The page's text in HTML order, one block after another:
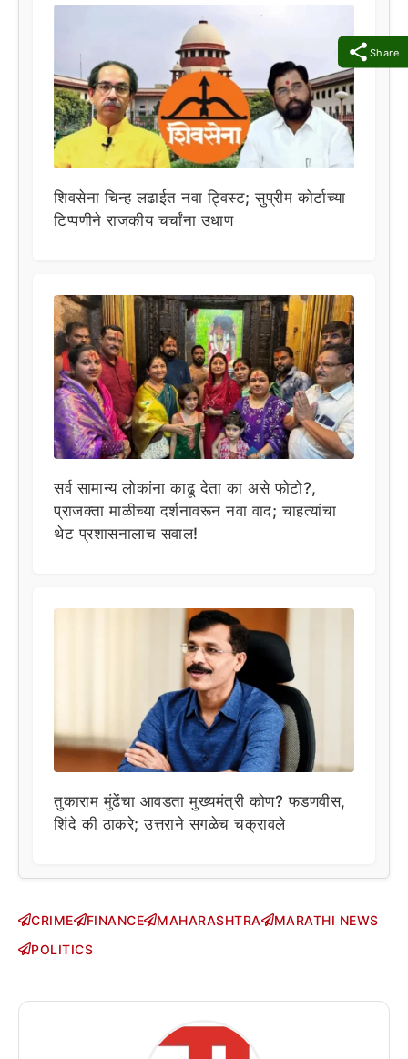
Share
शिवसेना चिन्ह लढाईत नवा ट्विस्ट; सुप्रीम कोर्टाच्या
टिप्पणीने राजकीय चर्चांना उधाण
सर्व सामान्य लोकांना काढू देता का असे फोटो?,
प्राजक्ता माळीच्या दर्शनावरून नवा वाद; चाहत्यांचा
थेट प्रशासनालाच सवाल!
तुकाराम मुंढेंचा आवडता मुख्यमंत्री कोण? फडणवीस,
शिंदे की ठाकरे; उत्तराने सगळेच चक्रावले
CRIME FINANCE MAHARASHTRA
MARATHI NEWS
POLITICS